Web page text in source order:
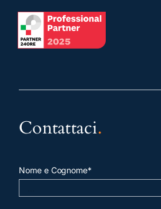
Contattaci.
Nome e Cognome*